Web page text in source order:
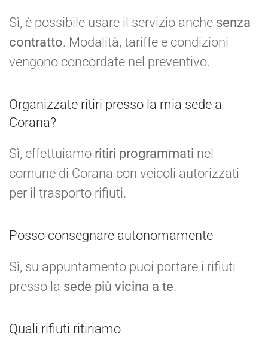
Sì, è possibile usare il servizio anche senza
contratto. Modalità, tariffe e condizioni
vengono concordate nel preventivo.
Organizzate ritiri presso la mia sede a
Corana?
Sì, effettuiamo ritiri programmati nel
comune di Corana con veicoli autorizzati
per il trasporto rifiuti.
Posso consegnare autonomamente
Sì, su appuntamento puoi portare i rifiuti
presso la sede più vicina a te.
Quali rifiuti ritiriamo